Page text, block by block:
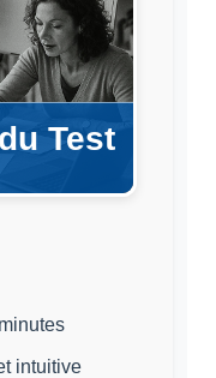
Test
intuitive